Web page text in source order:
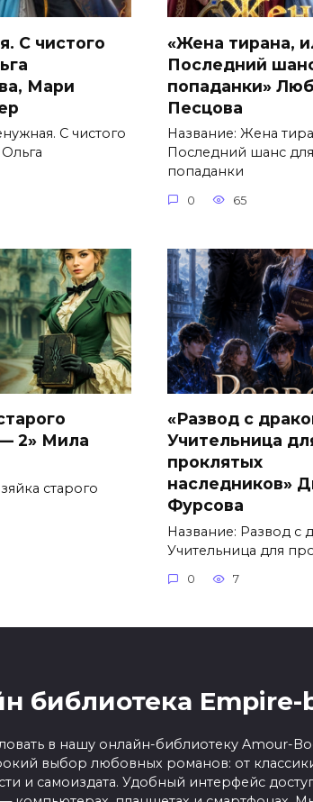
С чистого
Мари
С чистого
«Жена тирана,
Последний
попаданки»
Песцова
Название: Жена
Последний шанс для
попаданки
0 65
2» Мила
старого
«Развод с
Учительница
проклятых
наследников»
Фурсова
Название: Развод с
Учительница для
0 7
библиотека Empire-
в нашу онлайн-библиотеку Amour-
выбор любовных романов: от
и самоиздата. Удобный интерфейс